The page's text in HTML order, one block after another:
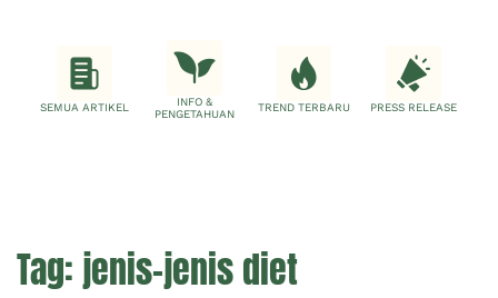
SEMUA ARTIKEL
INFO &
PENGETAHUAN
TREND TERBARU PRESS RELEASE
Tag:jenis-jenis diet